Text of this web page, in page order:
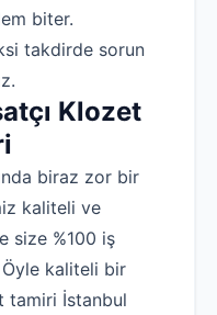
biter.
takdirde sorun
Klozet
biraz zor bir
kaliteli ve
size %100 iş
kaliteli bir
tamiri İstanbul